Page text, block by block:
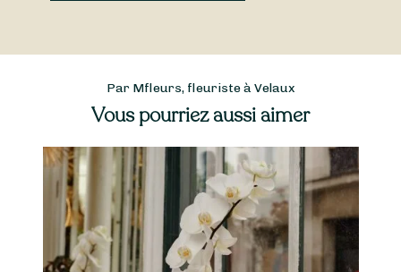
Par Mfleurs, fleuriste à Velaux
Vous pourriez aussi aimer